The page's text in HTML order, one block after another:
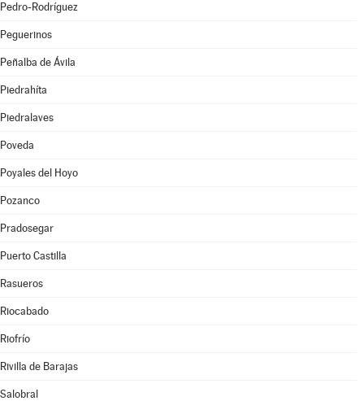
Pedro-Rodríguez
Peguerinos
Peñalba de Ávila
Piedrahíta
Piedralaves
Poveda
Poyales del Hoyo
Pozanco
Pradosegar
Puerto Castilla
Rasueros
Riocabado
Riofrío
Rivilla de Barajas
Salobral